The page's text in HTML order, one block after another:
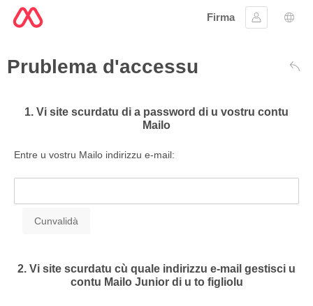
Firma
Firmà lu
Prublema d'accessu
1. Vi site scurdatu di a password di u vostru contu
Mailo
Entre u vostru Mailo indirizzu e-mail:
2. Vi site scurdatu cù quale indirizzu e-mail gestisci u
contu Mailo Junior di u to figliolu